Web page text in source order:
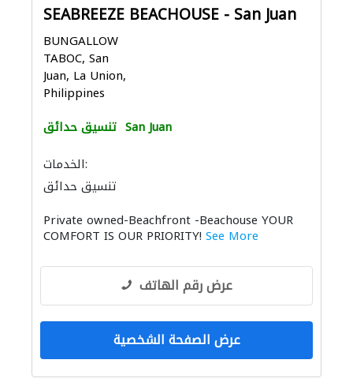
SEABREEZE BEACHOUSE - San Juan
BUNGALLOW
TABOC, San
Juan, La Union,
Philippines
تنسيق حدائق San Juan
الخدمات:
تنسيق حدائق
Private owned-Beachfront -Beachouse YOUR
COMFORT IS OUR PRIORITY! See More
عرض رقم الهاتف
عرض الصفحة الشخصية